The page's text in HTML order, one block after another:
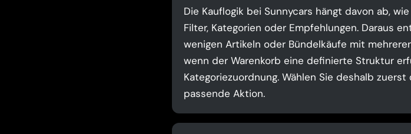
Die Kauflogik bei Sunnycars hängt davon ab,
Filter, Kategorien oder Empfehlungen. Daraus
wenigen Artikeln oder Bündelkäufe mit
wenn der Warenkorb eine definierte Struktur
Kategoriezuordnung. Wählen Sie deshalb
passende Aktion.